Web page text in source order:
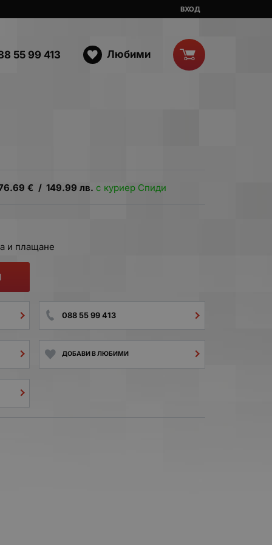
ВХОД
55 99 413 Любими
€ / 149.99 лв. с куриер Спиди
и плащане
088 55 99 413
ДОБАВИ В ЛЮБИМИ